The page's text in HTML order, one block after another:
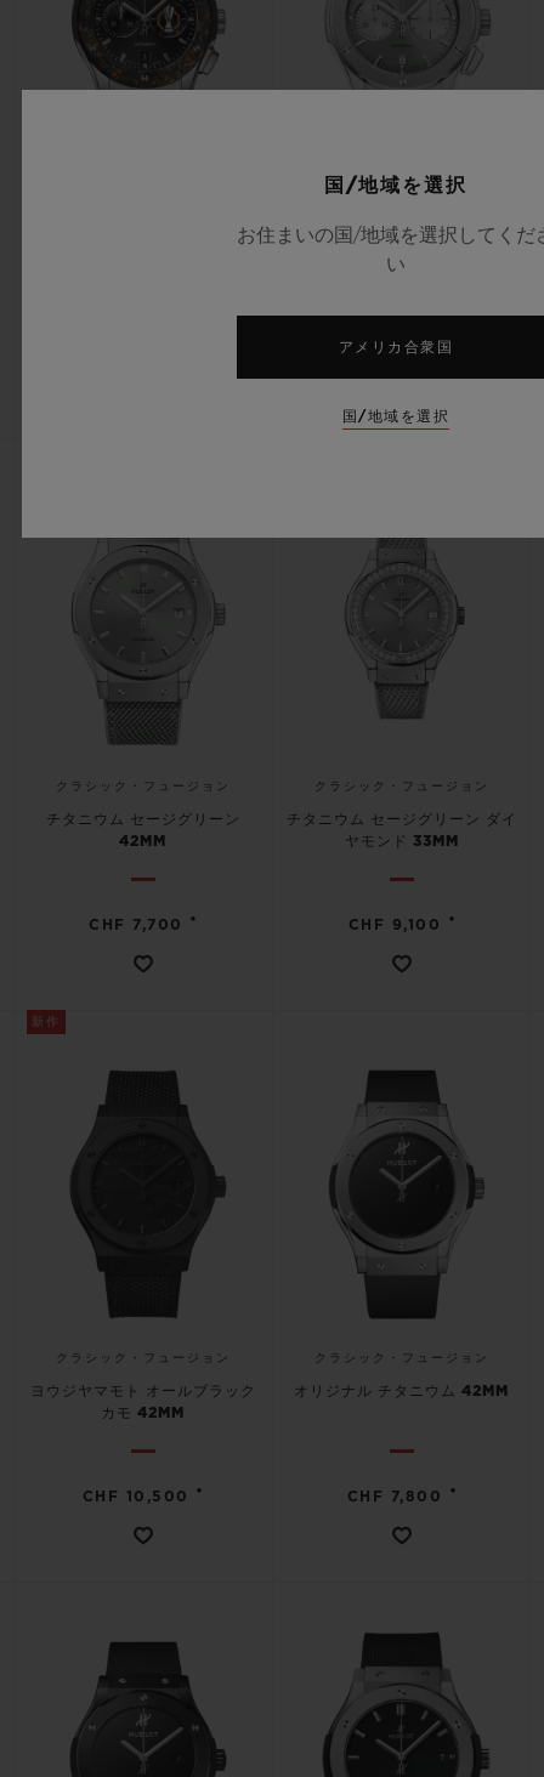
クロノグラフ UEFA ヨーロッパ
リーグ チタニウム カーボン
クラシック・フュージョン
クロノグラフ チタニウム セージ
グリーン 45MM
CHF 10,700
クラシック・フュージョン
チタニウム セージグリーン
42MM
CHF 7,700 •
クラシック・フュージョン
チタニウム セージグリーン ダイ
ヤモンド 33MM
CHF 9,100 •
新作
クラシック・フュージョン
ヨウジヤマモト オールブラック
カモ 42MM
CHF 10,500 •
クラシック・フュージョン
オリジナル チタニウム 42MM
CHF 7,800 •
国/地域を選択
お住まいの国/地域を選択してくだ
い
アメリカ合衆国
国/地域を選択